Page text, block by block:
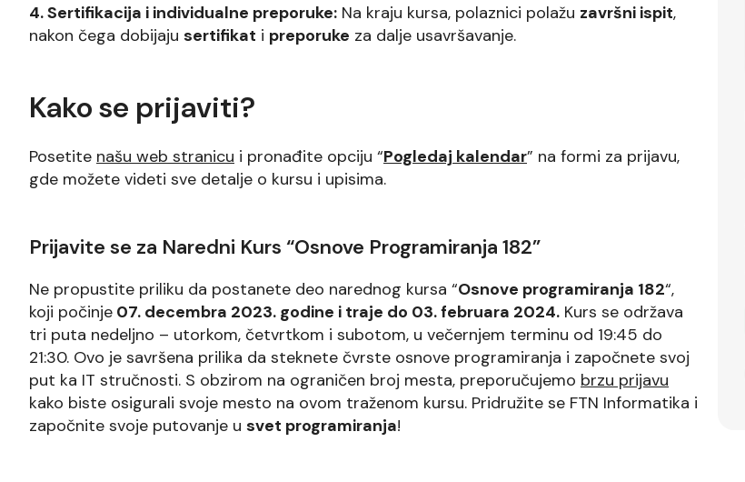
4. Sertifikacija i individualne preporuke: Na kraju kursa, polaznici polažu završni ispit,
nakon čega dobijaju sertifikat i preporuke za dalje usavršavanje.
Kako se prijaviti?
Posetite našu web stranicu i pronađite opciju “Pogledaj kalendar” na formi za prijavu,
gde možete videti sve detalje o kursu i upisima.
Prijavite se za Naredni Kurs “Osnove Programiranja 182”
Ne propustite priliku da postanete deo narednog kursa “Osnove programiranja 182“,
koji počinje 07. decembra 2023. godine i traje do 03. februara 2024. Kurs se održava
tri puta nedeljno – utorkom, četvrtkom i subotom, u večernjem terminu od 19:45 do
21:30. Ovo je savršena prilika da steknete čvrste osnove programiranja i započnete svoj
put ka IT stručnosti. S obzirom na ograničen broj mesta, preporučujemo brzu prijavu
kako biste osigurali svoje mesto na ovom traženom kursu. Pridružite se FTN Informatika i
započnite svoje putovanje u svet programiranja!